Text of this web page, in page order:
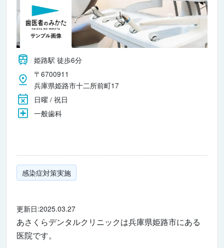
姫路駅 徒歩6分
〒6700911
兵庫県姫路市十二所前町17
日曜 / 祝日
一般歯科
感染症対策実施
更新日:2025.03.27
あさくらデンタルクリニックは兵庫県姫路市にある
医院です。